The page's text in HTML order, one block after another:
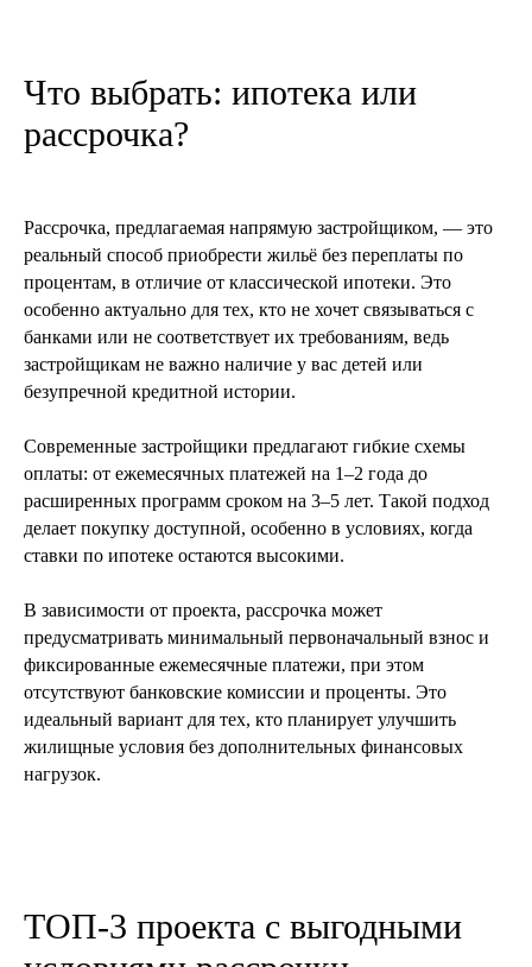
Что выбрать: ипотека или
рассрочка?
Рассрочка, предлагаемая напрямую застройщиком, — это
реальный способ приобрести жильё без переплаты по
процентам, в отличие от классической ипотеки. Это
особенно актуально для тех, кто не хочет связываться с
банками или не соответствует их требованиям, ведь
застройщикам не важно наличие у вас детей или
безупречной кредитной истории.
Современные застройщики предлагают гибкие схемы
оплаты: от ежемесячных платежей на 1–2 года до
расширенных программ сроком на 3–5 лет. Такой подход
делает покупку доступной, особенно в условиях, когда
ставки по ипотеке остаются высокими.
В зависимости от проекта, рассрочка может
предусматривать минимальный первоначальный взнос и
фиксированные ежемесячные платежи, при этом
отсутствуют банковские комиссии и проценты. Это
идеальный вариант для тех, кто планирует улучшить
жилищные условия без дополнительных финансовых
нагрузок.
ТОП-3 проекта с выгодными